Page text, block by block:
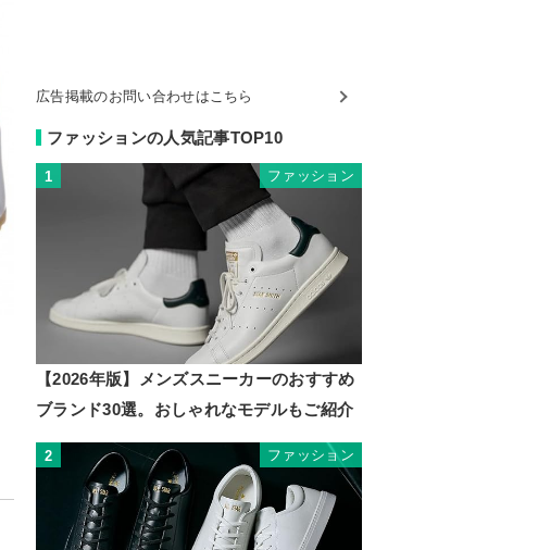
広告掲載のお問い合わせはこちら
ファッションの人気記事TOP10
1 ファッション
【2026年版】メンズスニーカーのおすすめ
ブランド30選。おしゃれなモデルもご紹介
2 ファッション